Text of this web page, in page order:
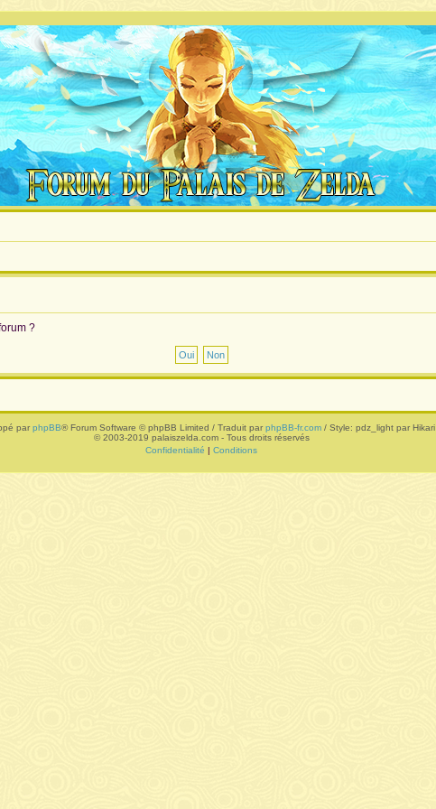
?
par phpBB® Forum Software © phpBB Limited / Traduit par phpBB-fr.com/ Style: pdz_light par Hikari
© 2003-2019 palaiszelda.com - Tous droits réservés
Confidentialité | Conditions